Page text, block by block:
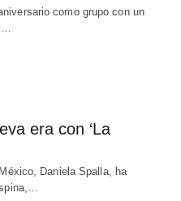
como grupo con un
era con ‘La
Daniela Spalla, ha